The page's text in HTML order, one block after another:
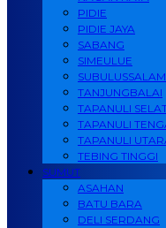
PIDIE
PIDIE JAYA
SABANG
SIMEULUE
SUBULUSSALAM
TANJUNGBALAI
TAPANULI
TAPANULI
TAPANULI
TEBING TINGGI
SUMUT
ASAHAN
BATU BARA
DELI SERDANG